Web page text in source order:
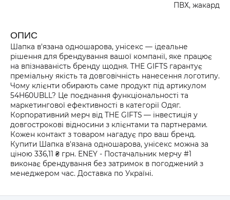
ПВХ, жакард
ОПИС
Шапка в'язана одношарова, унісекс — ідеальне
рішення для брендування вашої компанії, яке працює
на впізнаваність бренду щодня. THE GIFTS гарантує
преміальну якість та довговічність нанесення логотипу.
Чому клієнти обирають саме продукт під артикулом
54H60UBLL? Це поєднання функціональності та
маркетингової ефективності в категорії Одяг.
Корпоративний мерч від THE GIFTS — інвестиція у
довгострокові відносини з клієнтами та партнерами.
Кожен контакт з товаром нагадує про ваш бренд.
Купити Шапка в'язана одношарова, унісекс можна за
ціною 336,11 ₴ грн. ENEY - Постачальник мерчу #1
виконає брендування без затримок в погоджений з
менеджером час. Доставка по Україні.